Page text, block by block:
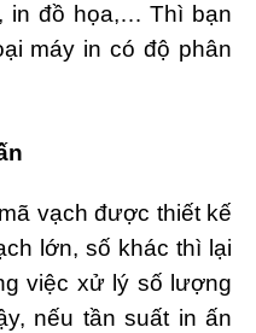
in đồ họa,… Thì bạn
máy in có độ phân
vạch được thiết kế
lớn, số khác thì lại
việc xử lý số lượng
nếu tần suất in ấn